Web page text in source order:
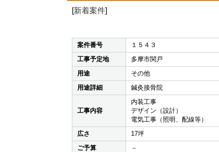
[新着案件]
案件番号
１５４３
工事予定地
多摩市関戸
用途
その他
用途詳細
鍼灸接骨院
工事内容
内装工事
デザイン（設計）
電気工事（照明、配線等）
広さ
17坪
ご予算
－